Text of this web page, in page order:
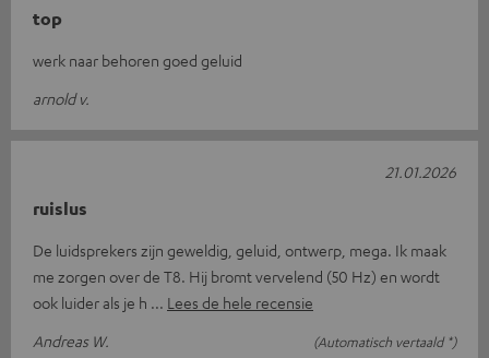
top
werk naar behoren goed geluid
arnold v.
ruislus
De luidsprekers zijn geweldig, geluid, ontwerp, mega. Ik maak
me zorgen over de T8. Hij bromt vervelend (50 Hz) en wordt
ook luider als je h
Lees de hele recensie
Andreas W.
(Automatisch vertaald *)
21.01.2026